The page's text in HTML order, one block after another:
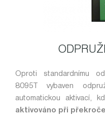
Oproti standardnímu
8095T vybaven
automatickou aktivací,
aktivováno při